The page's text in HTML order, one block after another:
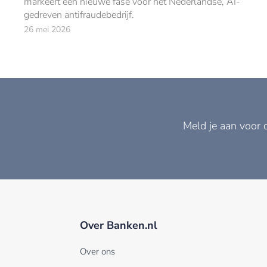
gedreven antifraudebedrijf.
26 mei 2026
Meld je aan voor
Over Banken.nl
Over ons